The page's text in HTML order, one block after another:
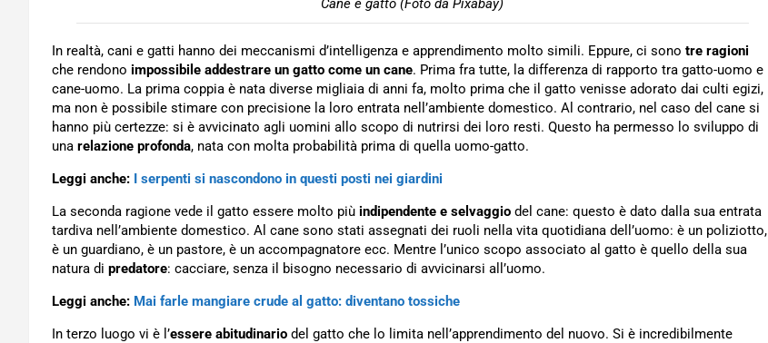
Cane e gatto (Foto da Pixabay)
In realtà, cani e gatti hanno dei meccanismi d’intelligenza e apprendimento molto simili. Eppure, ci sono tre ragioni
che rendono impossibile addestrare un gatto come un cane. Prima fra tutte, la differenza di rapporto tra gatto-uomo e
cane-uomo. La prima coppia è nata diverse migliaia di anni fa, molto prima che il gatto venisse adorato dai culti egizi,
ma non è possibile stimare con precisione la loro entrata nell’ambiente domestico. Al contrario, nel caso del cane si
hanno più certezze: si è avvicinato agli uomini allo scopo di nutrirsi dei loro resti. Questo ha permesso lo sviluppo di
una relazione profonda, nata con molta probabilità prima di quella uomo-gatto.
Leggi anche: I serpenti si nascondono in questi posti nei giardini
La seconda ragione vede il gatto essere molto più indipendente e selvaggio del cane: questo è dato dalla sua entrata
tardiva nell’ambiente domestico. Al cane sono stati assegnati dei ruoli nella vita quotidiana dell’uomo: è un poliziotto,
è un guardiano, è un pastore, è un accompagnatore ecc. Mentre l’unico scopo associato al gatto è quello della sua
natura di predatore: cacciare, senza il bisogno necessario di avvicinarsi all’uomo.
Leggi anche: Mai farle mangiare crude al gatto: diventano tossiche
In terzo luogo vi è l’essere abitudinario del gatto che lo limita nell’apprendimento del nuovo. Si è incredibilmente